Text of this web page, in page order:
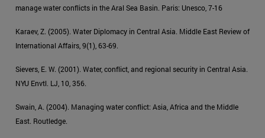
manage water conflicts in the Aral Sea Basin. Paris: Unesco, 7-16
Karaev, Z. (2005). Water Diplomacy in Central Asia. Middle East Review of
International Affairs, 9(1), 63-69.
Sievers, E. W. (2001). Water, conflict, and regional security in Central Asia.
NYU Envtl. LJ, 10, 356.
Swain, A. (2004). Managing water conflict: Asia, Africa and the Middle
East. Routledge.